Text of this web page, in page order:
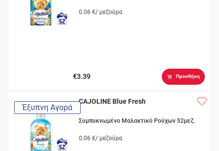
0.06 €/ μεζούρα
€3.39 Προσθήκη
Έξυπνη Αγορά
CAJOLINE Blue Fresh
Συμπυκνωμένο Μαλακτικό Ρούχων 52μεζ.
0.06 €/ μεζούρα